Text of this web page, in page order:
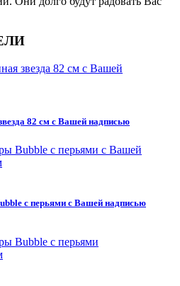
82 см с Вашей надписью
с перьями с Вашей надписью